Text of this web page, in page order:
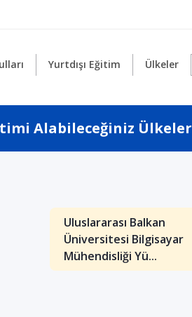
Yurtdışı Eğitim Ülkeler
Alabileceğiniz Ülkeler
Uluslararası Balkan
Üniversitesi Bilgisayar
Mühendisliği Yü...